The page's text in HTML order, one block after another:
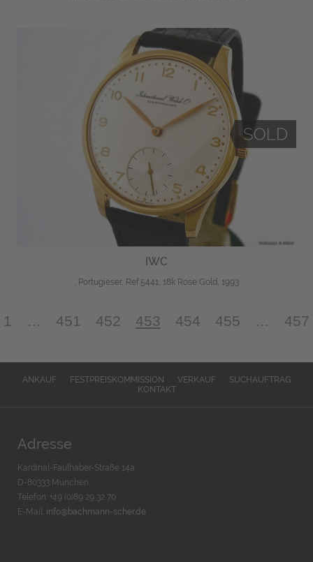
IWC
, Portugieser, Ref.5441, 18k Rose Gold, 1993
1 451 452 453 454 455 457
ANKAUF FESTPREISKOMMISSION VERKAUF
SUCHAUFTRAG
KONTAKT
Adresse
Kardinal-Faulhaber-Straße 14a
D-80333 München
Telefon: +49 (0)89 29 32 70
E-Mail: info@bachmann-scher.de